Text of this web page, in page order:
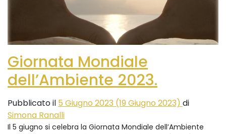
Giornata Mondiale
dell’Ambiente 2023.
Pubblicato il 5 Giugno 2023 (19 Giugno 2023) di
Simona Ranalli
Il 5 giugno si celebra la Giornata Mondiale dell’Ambiente